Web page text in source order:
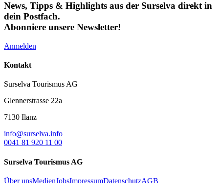
News, Tipps & Highlights aus der Surselva direkt in
dein Postfach.
Abonniere unsere Newsletter!
Anmelden
Kontakt
Surselva Tourismus AG
Glennerstrasse 22a
7130 Ilanz
info@surselva.info
0041 81 920 11 00
Surselva Tourismus AG
Über unsMedienJobsImpressumDatenschutzAGB